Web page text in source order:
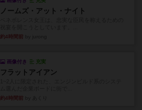
ノームズ・アット・ナイト
約4時間前
画像付き 充実
フラットアイアン
約4時間前